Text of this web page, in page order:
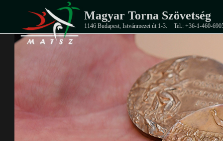
Magyar Torna Szövetség
1146 Budapest, Istvánmezei út 1-3. Tel.: +36-1-460-